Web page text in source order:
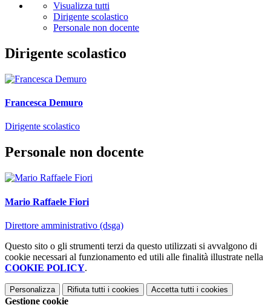
Visualizza tutti
Dirigente scolastico
Personale non docente
Dirigente scolastico
Francesca Demuro
Dirigente scolastico
Personale non docente
Mario Raffaele Fiori
Direttore amministrativo (dsga)
Questo sito o gli strumenti terzi da questo utilizzati si avvalgono di
cookie necessari al funzionamento ed utili alle finalità illustrate nella
COOKIE POLICY.
Personalizza Rifiuta tutti i cookies Accetta tutti i cookies
Gestione cookie